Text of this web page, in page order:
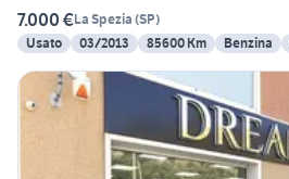
7.000 €La Spezia (SP)
Usato
03/2013 85600 Km Benzina